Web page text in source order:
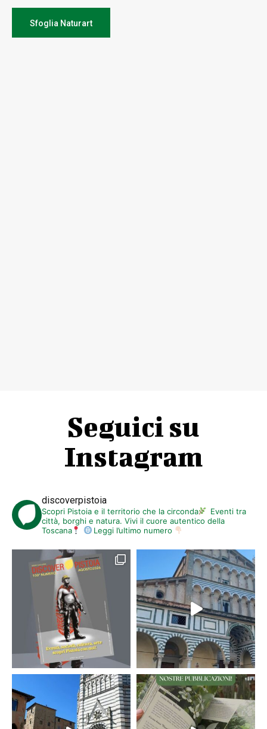
Sfoglia Naturart
Seguici su
Instagram
discoverpistoia
Scopri Pistoia e il territorio che la circonda
Eventi tra
città, borghi e natura. Vivi il cuore autentico della
Toscana
Leggi l’ultimo numero